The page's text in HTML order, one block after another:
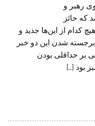
رهبر و
که حائز
کدام از این‌ها جدید و
برجسته شدن این دو خبر
بر حداقلی بودن
بود […]